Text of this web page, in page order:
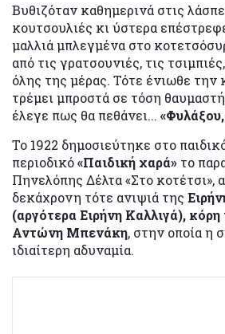
Βυθιζόταν καθημερινά στις
κουτσουλιές κι ύστερα
μαλλιά μπλεγμένα στο
από τις γρατσουνιές, τις
όλης της μέρας. Τότε ένιωθε την
τρέμει μπροστά σε τόση
έλεγε πως θα πεθάνει...
Το 1922 δημοσιεύτηκε στο
περιοδικό«Παιδική χαρά» το
Πηνελόπης Δέλτα «Στο κοτέτσι»,
δεκάχρονη τότε ανιψιά της
(αργότερα Ειρήνη Καλλιγά),
Αντώνη Μπενάκη, στην οποία η
ιδιαίτερη αδυναμία.